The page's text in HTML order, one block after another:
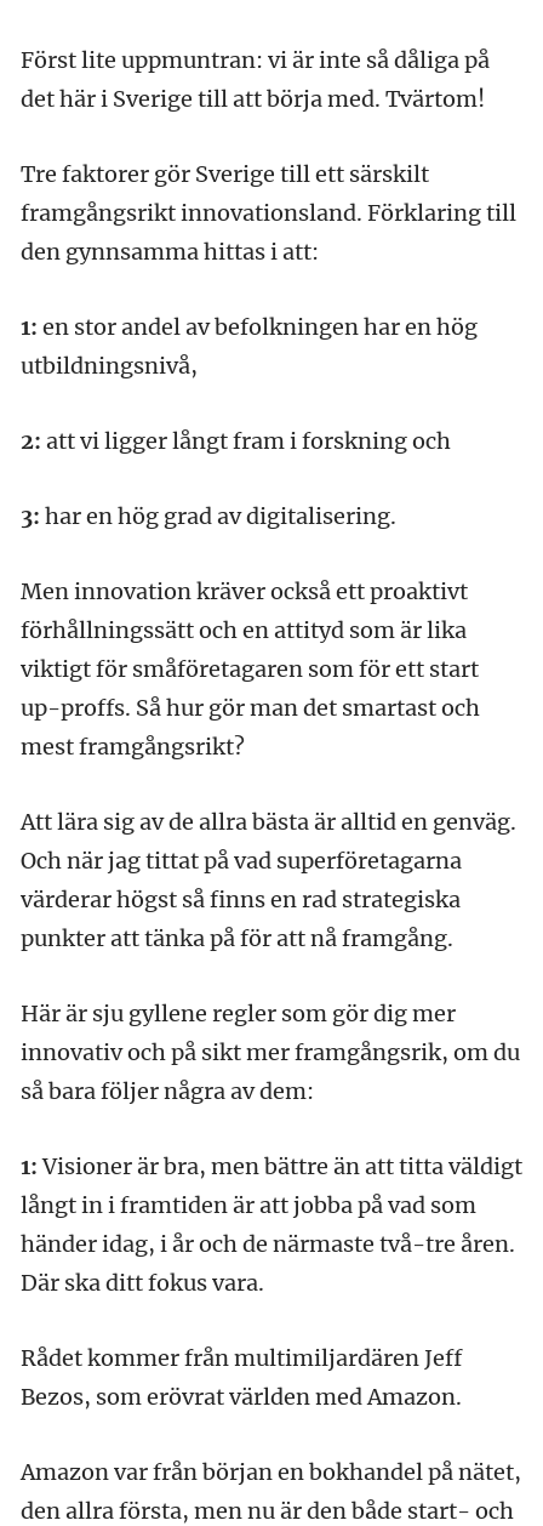
Först lite uppmuntran: vi är inte så dåliga på
det här i Sverige till att börja med. Tvärtom!
Tre faktorer gör Sverige till ett särskilt
framgångsrikt innovationsland. Förklaring till
den gynnsamma hittas i att:
1: en stor andel av befolkningen har en hög
utbildningsnivå,
2: att vi ligger långt fram i forskning och
3: har en hög grad av digitalisering.
Men innovation kräver också ett proaktivt
förhållningssätt och en attityd som är lika
viktigt för småföretagaren som för ett start
up-proffs. Så hur gör man det smartast och
mest framgångsrikt?
Att lära sig av de allra bästa är alltid en genväg.
Och när jag tittat på vad superföretagarna
värderar högst så finns en rad strategiska
punkter att tänka på för att nå framgång.
Här är sju gyllene regler som gör dig mer
innovativ och på sikt mer framgångsrik, om du
så bara följer några av dem:
1:Visioner är bra, men bättre än att titta väldigt
långt in i framtiden är att jobba på vad som
händer idag, i år och de närmaste två-tre åren.
Där ska ditt fokus vara.
Rådet kommer från multimiljardären Jeff
Bezos, som erövrat världen med Amazon.
Amazon var från början en bokhandel på nätet,
den allra första, men nu är den både start- och